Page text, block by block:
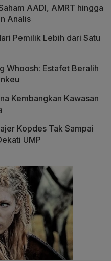
AADI, AMRT hingga
Analis
Pemilik Lebih dari Satu
Whoosh: Estafet Beralih
Kembangkan Kawasan
Kopdes Tak Sampai
UMP